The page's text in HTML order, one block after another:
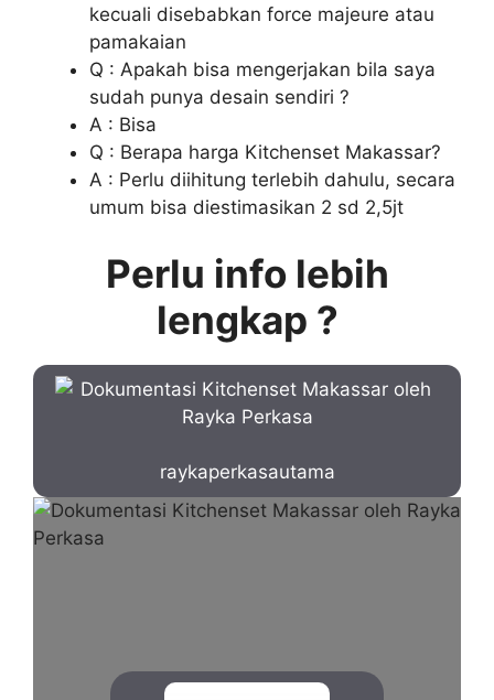
kecuali disebabkan force majeure atau
pamakaian
Q : Apakah bisa mengerjakan bila saya
sudah punya desain sendiri ?
A : Bisa
Q : Berapa harga Kitchenset Makassar?
A : Perlu diihitung terlebih dahulu, secara
umum bisa diestimasikan 2 sd 2,5jt
Perlu info lebih
lengkap ?
raykaperkasautama